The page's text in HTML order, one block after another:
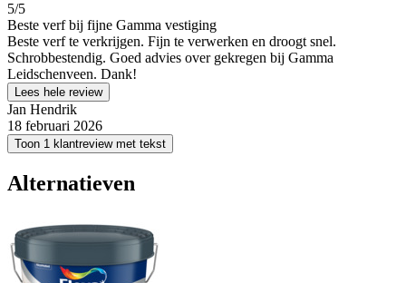
5/5
Beste verf bij fijne Gamma vestiging
Beste verf te verkrijgen. Fijn te verwerken en droogt snel.
Schrobbestendig. Goed advies over gekregen bij Gamma
Leidschenveen. Dank!
Lees hele review
Jan Hendrik
18 februari 2026
Toon 1 klantreview met tekst
Alternatieven